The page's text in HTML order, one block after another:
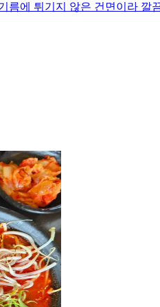
름에 튀기지 않은 건면이라 깔